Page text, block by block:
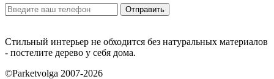
Отправить
Стильный интерьер не обходится без натуральных материалов
- постелите дерево у себя дома.
©Parketvolga 2007-2026